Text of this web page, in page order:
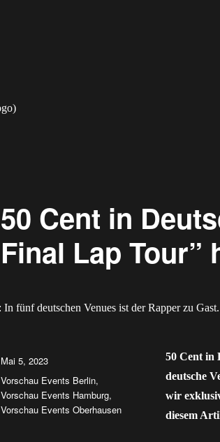
50 Cent in
Final Lap Tour”
50 Cent in
deutsche
wir
diesem
Autor
Veröffentlicht
am
Mai 5, 2023
Kategorien
Vorschau Events Berlin,
Vorschau Events Hamburg,
Vorschau Events Oberhausen